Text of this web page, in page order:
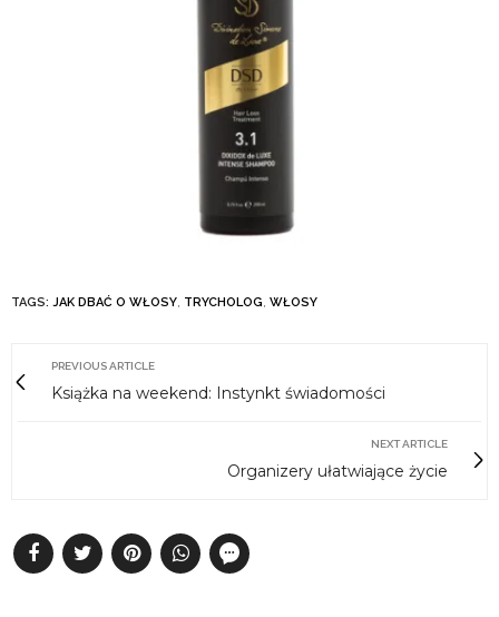
TAGS: JAK DBAĆ O WŁOSY TRYCHOLOG WŁOSY
PREVIOUS ARTICLE
Książka na weekend: Instynkt świadomości
NEXT ARTICLE
Organizery ułatwiające życie